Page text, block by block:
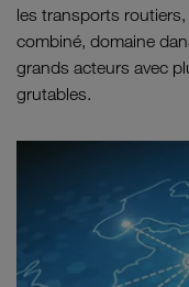
les transports
combiné, domaine
grands acteurs avec
grutables.